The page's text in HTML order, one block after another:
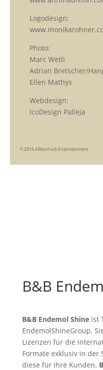
Logodesign:
Photo:
Marc Wetli
Adrian Bretscher/
Ellen Mathys
Webdesign:
IcoDesign Palleja
© 2016 AManfredi Entertainment
B&B
B&B Endemol Shine ist
EndemolShineGroup.
Lizenzen für die
Formate exklusiv in der
diese für ihre Kunden.